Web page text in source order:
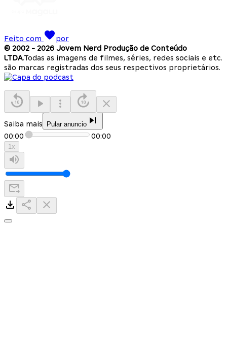
Feito com
por
© 2002 - 2026 Jovem Nerd Produção de Conteúdo
LTDA.Todas as imagens de filmes, séries, redes sociais e etc.
são marcas registradas dos seus respectivos proprietários.
Saiba mais Pular anuncio
00:00 00:00
1x